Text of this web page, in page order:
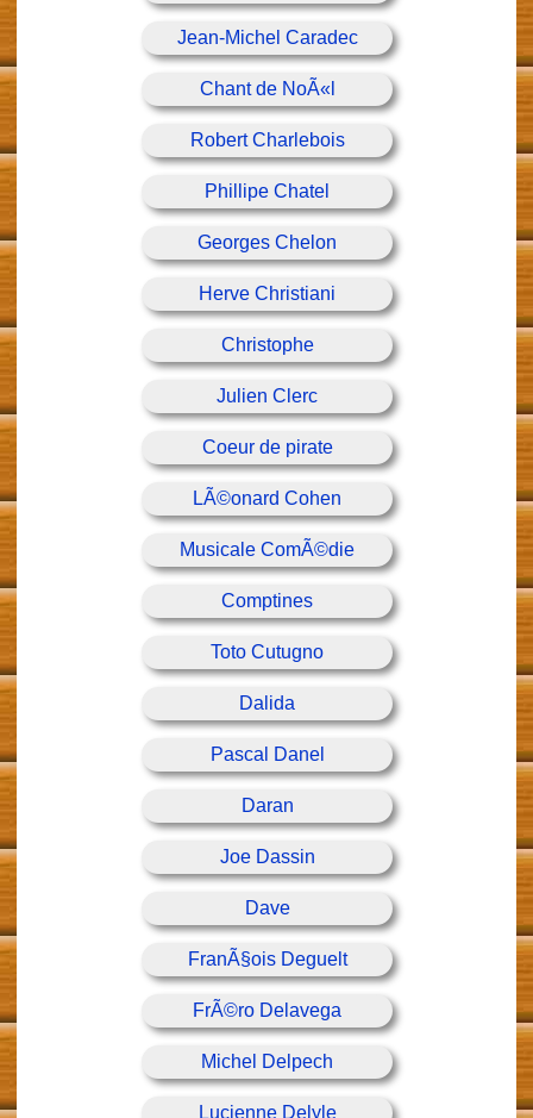
Jean-Michel Caradec
Chant de NoÃ«l
Robert Charlebois
Phillipe Chatel
Georges Chelon
Herve Christiani
Christophe
Julien Clerc
Coeur de pirate
LÃ©onard Cohen
Musicale ComÃ©die
Comptines
Toto Cutugno
Dalida
Pascal Danel
Daran
Joe Dassin
Dave
FranÃ§ois Deguelt
FrÃ©ro Delavega
Michel Delpech
Lucienne Delyle